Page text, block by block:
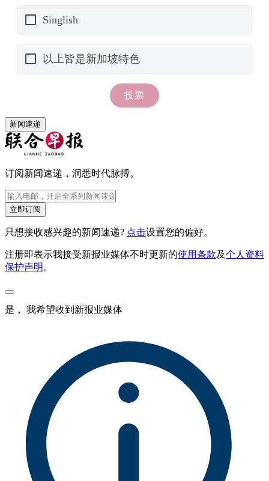
新闻速递
订阅新闻速递，洞悉时代脉搏。
立即订阅
只想接收感兴趣的新闻速递? 点击设置您的偏好。
注册即表示我接受新报业媒体不时更新的使用条款及个人资料
保护声明 。
是， 我希望收到新报业媒体